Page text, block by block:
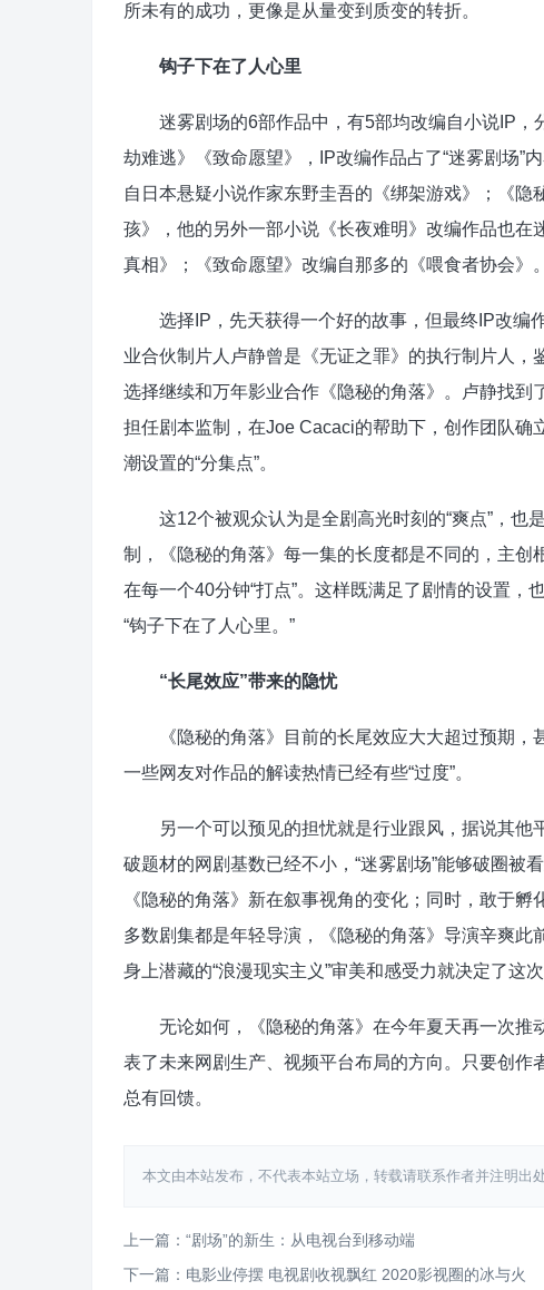
所未有的成功，更像是从量变到质变的转折。
钩子下在了人心里
迷雾剧场的6部作品中，有5部均改编自小说IP，
劫难逃》《致命愿望》，IP改编作品占了“迷雾剧场”
自日本悬疑小说作家东野圭吾的《绑架游戏》；《
孩》，他的另外一部小说《长夜难明》改编作品也
真相》；《致命愿望》改编自那多的《喂食者协会》。
选择IP，先天获得一个好的故事，但最终IP改编
业合伙制片人卢静曾是《无证之罪》的执行制片人
选择继续和万年影业合作《隐秘的角落》。卢静找
担任剧本监制，在Joe Cacaci的帮助下，创作团队确
潮设置的“分集点”。
这12个被观众认为是全剧高光时刻的“爽点”，也
制，《隐秘的角落》每一集的长度都是不同的，主创
在每一个40分钟“打点”。这样既满足了剧情的设置
“钩子下在了人心里。”
“长尾效应”带来的隐忧
《隐秘的角落》目前的长尾效应大大超过预期，
一些网友对作品的解读热情已经有些“过度”。
另一个可以预见的担忧就是行业跟风，据说其他
破题材的网剧基数已经不小，“迷雾剧场”能够破圈被
《隐秘的角落》新在叙事视角的变化；同时，敢于
多数剧集都是年轻导演，《隐秘的角落》导演辛爽
身上潜藏的“浪漫现实主义”审美和感受力就决定了这次
无论如何，《隐秘的角落》在今年夏天再一次推
表了未来网剧生产、视频平台布局的方向。只要创
总有回馈。
本文由本站发布，不代表本站立场，转载请联系作者并注明出
上一篇：“剧场”的新生：从电视台到移动端
下一篇：电影业停摆 电视剧收视飘红 2020影视圈的冰与火